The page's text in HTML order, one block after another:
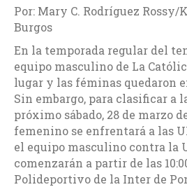
Por: Mary C. Rodríguez
Burgos
En la temporada regular del
equipo masculino de La
lugar y las féminas quedaron
Sin embargo, para clasificar a
próximo sábado, 28 de marzo
femenino se enfrentará a las
el equipo masculino contra la
comenzarán a partir de las
Polideportivo de la Inter de